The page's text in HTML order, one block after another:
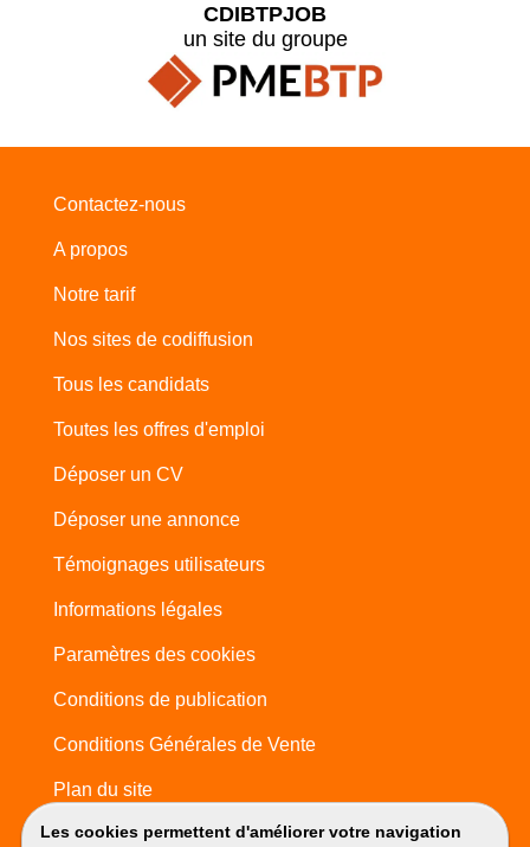
Les cookies permettent d'améliorer votre navigation
CDIBTPJOB
un site du groupe
Contactez-nous
A propos
Notre tarif
Nos sites de codiffusion
Tous les candidats
Toutes les offres d'emploi
Déposer un CV
Déposer une annonce
Témoignages utilisateurs
Informations légales
Paramètres des cookies
Conditions de publication
Conditions Générales de Vente
Plan du site